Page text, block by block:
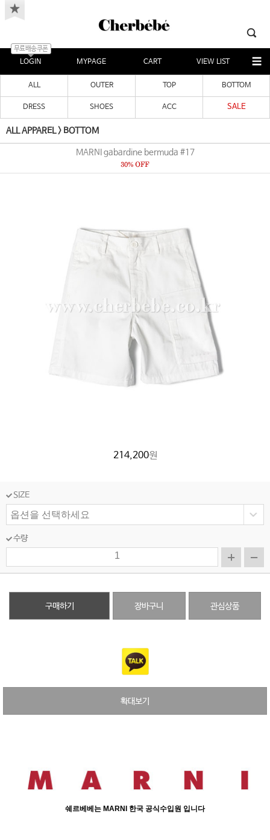
LOGIN
무료배송쿠폰
MYPAGE CART VIEW LIST
ALL OUTER TOP BOTTOM
DRESS SHOES ACC SALE
ALL APPAREL> BOTTOM
MARNI gabardine bermuda #17
214,200원
SIZE
수량
구매하기 장바구니 관심상품
확대보기
쉐르베베는 MARNI 한국 공식수입원 입니다